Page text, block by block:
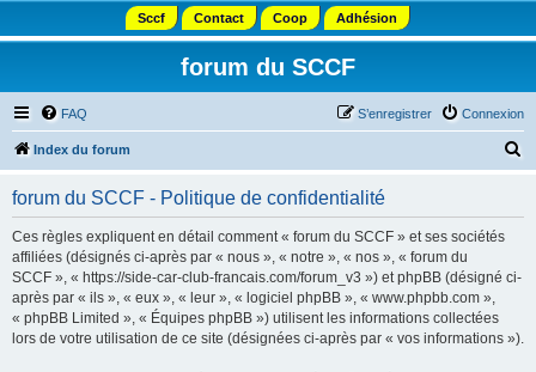
Sccf Contact Coop Adhésion
forum du SCCF
FAQ Connexion
S’enregistrer
Index du forum
forum du SCCF - Politique de confidentialité
Ces règles expliquent en détail comment « forum du SCCF » et ses sociétés
affiliées (désignés ci-après par « nous », « notre », « nos », « forum du
SCCF », « https://side-car-club-francais.com/forum_v3 ») et phpBB (désigné ci-
après par « ils », « eux », « leur », « logiciel phpBB », « www.phpbb.com »,
« phpBB Limited », « Équipes phpBB ») utilisent les informations collectées
lors de votre utilisation de ce site (désignées ci-après par « vos informations »).